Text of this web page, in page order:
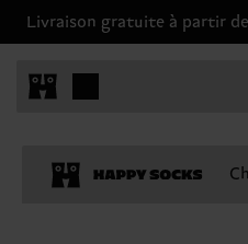
Livraison gratuite à partir de